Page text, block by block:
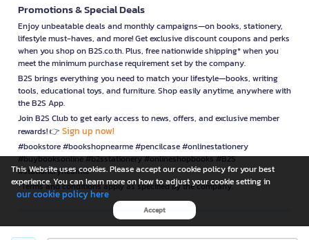
Promotions & Special Deals
Enjoy unbeatable deals and monthly campaigns—on books, stationery,
lifestyle must-haves, and more! Get exclusive discount coupons and perks
when you shop on B2S.co.th. Plus, free nationwide shipping* when you
meet the minimum purchase requirement set by the company.
B2S brings everything you need to match your lifestyle—books, writing
tools, educational toys, and furniture. Shop easily anytime, anywhere with
the B2S App.
Join B2S Club to get early access to news, offers, and exclusive member
rewards! 👉 Sign up now!
#bookstore #bookshopnearme #pencilcase #onlinestationery
#buybooksonline #b2sstationery #onlineshopbooks #B2S
#stationerynearme
*Terms and conditions apply as specified by the company.
is a company operating under
This Website uses cookies. Please accept our cookie policy for your best
experience. You can learn more on how to adjust your cookie setting in
our cookie policy here
Accept